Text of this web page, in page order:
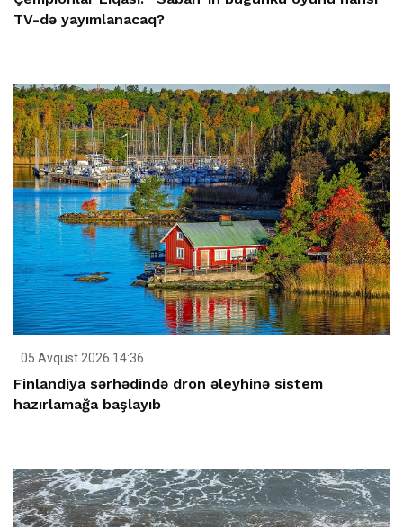
TV-də yayımlanacaq?
05 Avqust 2026 14:36
Finlandiya sərhədində dron əleyhinə sistem
hazırlamağa başlayıb